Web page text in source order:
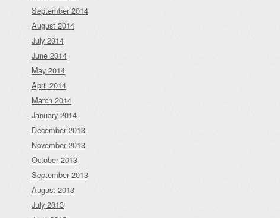
September 2014
August 2014
July 2014
June 2014
May 2014
April 2014
March 2014
January 2014
December 2013
November 2013
October 2013
September 2013
August 2013
July 2013